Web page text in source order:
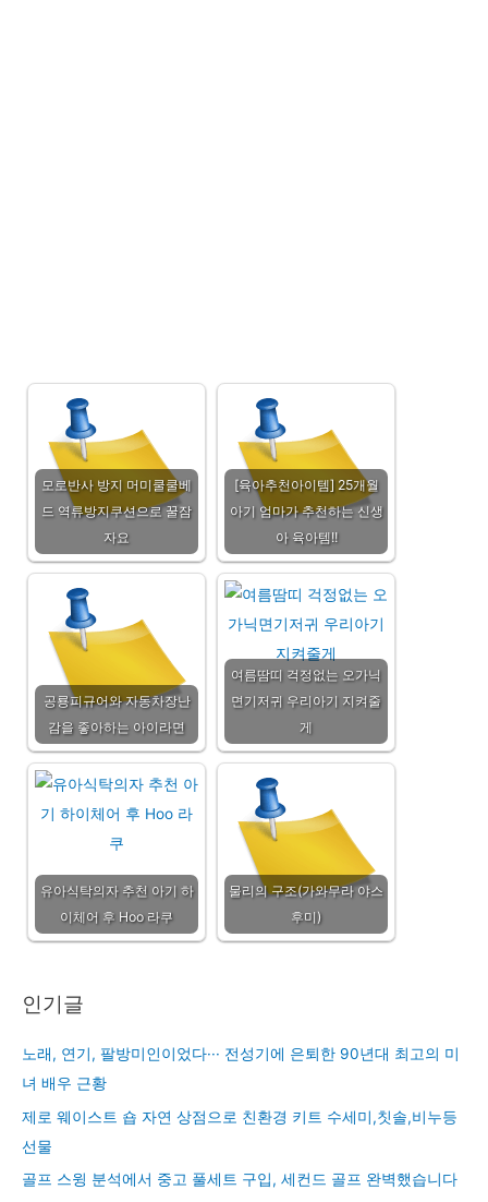
모로반사 방지 머미쿨쿨베
드 역류방지쿠션으로 꿀잠
자요
[육아추천아이템] 25개월
아기 엄마가 추천하는 신생
아 육아템!!
공룡피규어와 자동차장난
감을 좋아하는 아이라면
여름땀띠 걱정없는 오가닉
면기저귀 우리아기 지켜줄
게
유아식탁의자 추천 아기 하
이체어 후 Hoo 라쿠
물리의 구조(가와무라 야스
후미)
인기글
노래, 연기, 팔방미인이었다··· 전성기에 은퇴한 90년대 최고의 미
녀 배우 근황
제로 웨이스트 숍 자연 상점으로 친환경 키트 수세미,칫솔,비누등
선물
골프 스윙 분석에서 중고 풀세트 구입, 세컨드 골프 완벽했습니다